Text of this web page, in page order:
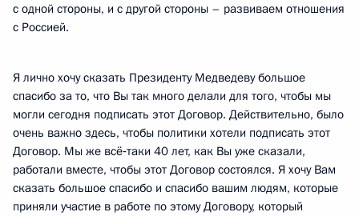
с одной стороны, и с другой стороны – развиваем отношения
с Россией.
Я лично хочу сказать Президенту Медведеву большое
спасибо за то, что Вы так много делали для того, чтобы мы
могли сегодня подписать этот Договор. Действительно, было
очень важно здесь, чтобы политики хотели подписать этот
Договор. Мы же всё‑таки 40 лет, как Вы уже сказали,
работали вместе, чтобы этот Договор состоялся. Я хочу Вам
сказать большое спасибо и спасибо вашим людям, которые
приняли участие в работе по этому Договору, который